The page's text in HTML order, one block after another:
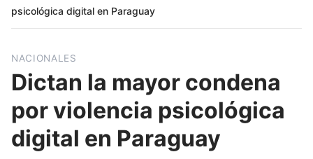
psicológica digital en Paraguay
NACIONALES
Dictan la mayor condena
por violencia psicológica
digital en Paraguay